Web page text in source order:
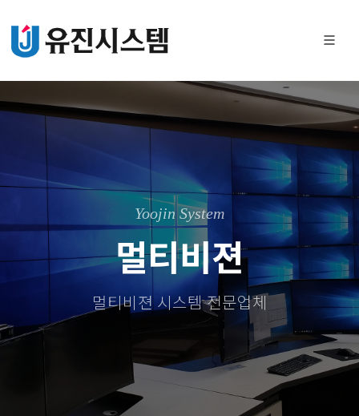
Yoojin System
멀티비젼
멀티비젼 시스템 전문업체